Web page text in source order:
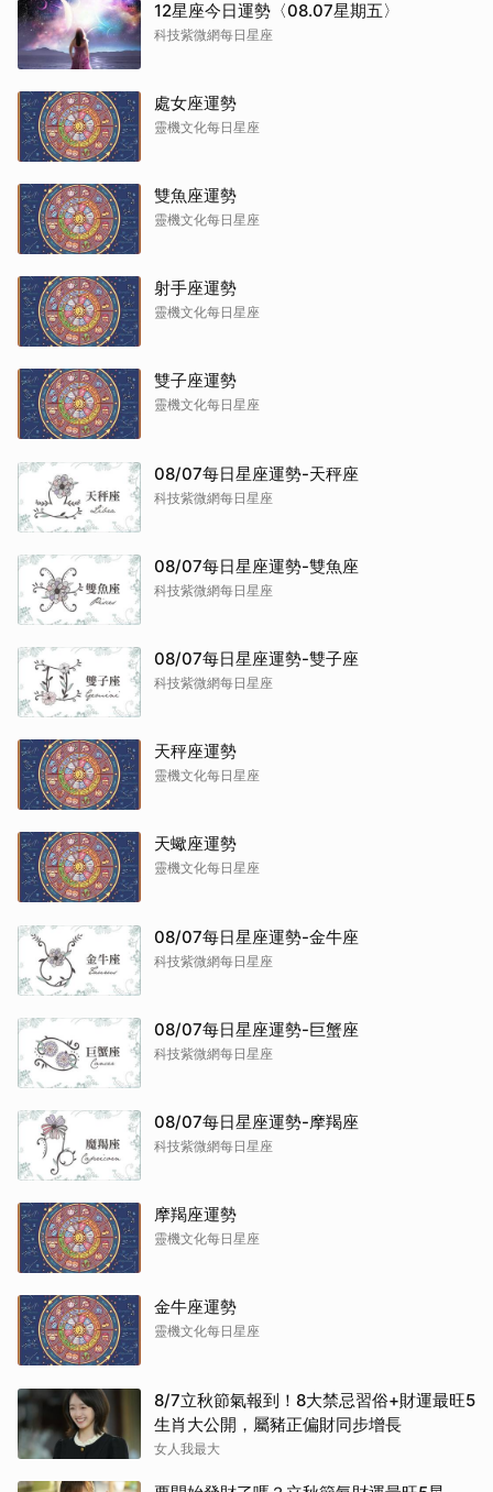
12星座今日運勢〈08.07星期五〉
科技紫微網每日星座
處女座運勢
靈機文化每日星座
雙魚座運勢
靈機文化每日星座
射手座運勢
靈機文化每日星座
雙子座運勢
靈機文化每日星座
08/07每日星座運勢-天秤座
科技紫微網每日星座
08/07每日星座運勢-雙魚座
科技紫微網每日星座
08/07每日星座運勢-雙子座
科技紫微網每日星座
天秤座運勢
靈機文化每日星座
天蠍座運勢
靈機文化每日星座
08/07每日星座運勢-金牛座
科技紫微網每日星座
08/07每日星座運勢-巨蟹座
科技紫微網每日星座
08/07每日星座運勢-摩羯座
科技紫微網每日星座
摩羯座運勢
靈機文化每日星座
金牛座運勢
靈機文化每日星座
8/7立秋節氣報到！8大禁忌習俗+財運最旺5
生肖大公開，屬豬正偏財同步增長
女人我最大